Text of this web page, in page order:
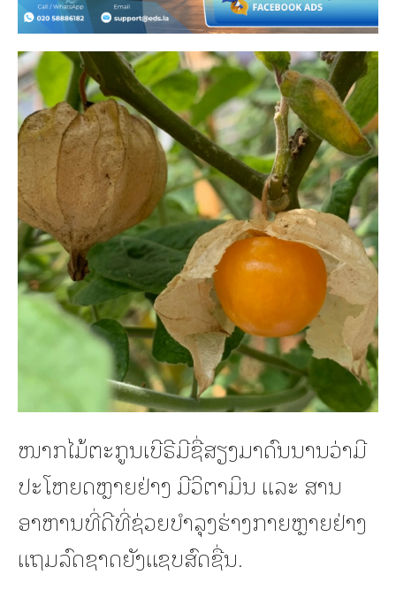
ໜາກໄມ້ຕະກູນເບີຣີມີຊື່ສຽງມາດົນນານວ່າມີ
ປະໂຫຍດຫຼາຍຢ່າງ ມີວິຕາມິນ ແລະ ສານ
ອາຫານທີ່ດີທີ່ຊ່ວຍບຳລຸງຮ່າງກາຍຫຼາຍຢ່າງ
ແຖມລົດຊາດຍັງແຊບສົດຊື່ນ.